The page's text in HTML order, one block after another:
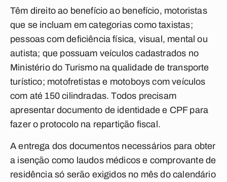
Têm direito ao benefício ao benefício, motoristas
que se incluam em categorias como taxistas;
pessoas com deficiência física, visual, mental ou
autista; que possuam veículos cadastrados no
Ministério do Turismo na qualidade de transporte
turístico; motofretistas e motoboys com veículos
com até 150 cilindradas. Todos precisam
apresentar documento de identidade e CPF para
fazer o protocolo na repartição fiscal.
A entrega dos documentos necessários para obter
a isenção como laudos médicos e comprovante de
residência só serão exigidos no mês do calendário